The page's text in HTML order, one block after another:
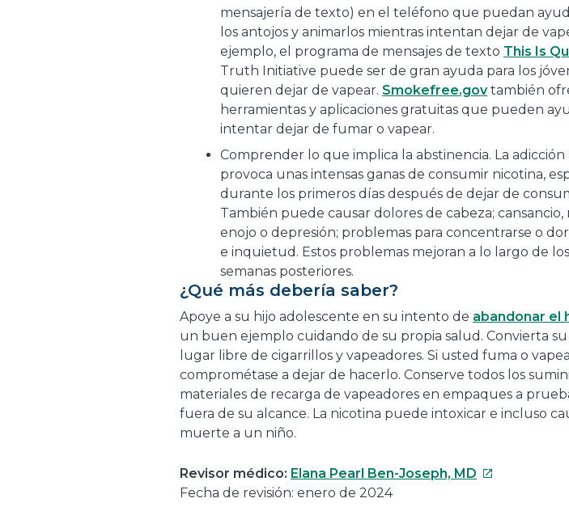
mensajería de texto) en el teléfono que puedan
los antojos y animarlos mientras intentan dejar de
ejemplo, el programa de mensajes de texto This Is
Truth Initiative puede ser de gran ayuda para los
quieren dejar de vapear. Smokefree.govtambién
herramientas y aplicaciones gratuitas que pueden
intentar dejar de fumar o vapear.
Comprender lo que implica la abstinencia. La adicción
provoca unas intensas ganas de consumir nicotina,
durante los primeros días después de dejar de
También puede causar dolores de cabeza;
enojo o depresión; problemas para concentrarse o
e inquietud. Estos problemas mejoran a lo largo de
semanas posteriores.
¿Qué más debería saber?
Apoye a su hijo adolescente en su intento de abandonar el
un buen ejemplo cuidando de su propia salud. Convierta su
lugar libre de cigarrillos y vapeadores. Si usted fuma o
comprométase a dejar de hacerlo. Conserve todos los
materiales de recarga de vapeadores en empaques a
fuera de su alcance. La nicotina puede intoxicar e incluso
muerte a un niño.
Revisor médico: Elana Pearl Ben-Joseph, MD Este
Fecha de revisión: enero de 2024